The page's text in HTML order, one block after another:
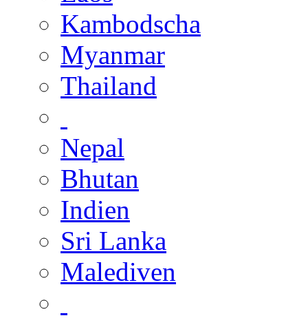
Kambodscha
Myanmar
Thailand
Nepal
Bhutan
Indien
Sri Lanka
Malediven